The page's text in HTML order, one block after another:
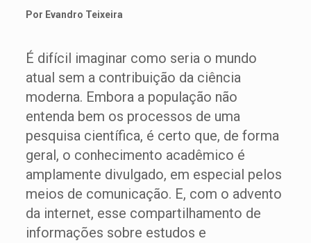
Por Evandro Teixeira
É difícil imaginar como seria o mundo
atual sem a contribuição da ciência
moderna. Embora a população não
entenda bem os processos de uma
pesquisa científica, é certo que, de forma
geral, o conhecimento acadêmico é
amplamente divulgado, em especial pelos
meios de comunicação. E, com o advento
da internet, esse compartilhamento de
informações sobre estudos e